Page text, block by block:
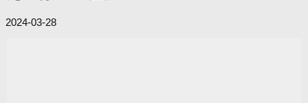
2024-03-28